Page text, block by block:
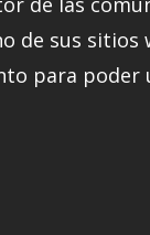
de sus sitios
para poder